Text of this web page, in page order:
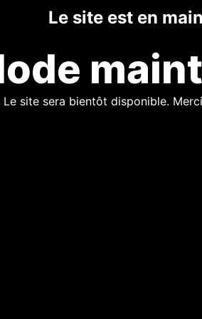
Le site est en
Le site sera bientôt disponible.